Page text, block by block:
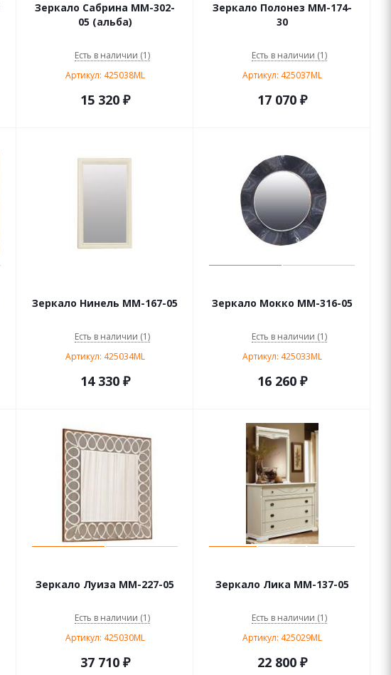
Зеркало Сабрина ММ-302-
05 (альба)
Есть в наличии (1)
Артикул: 425038ML
15 320₽
Зеркало Полонез ММ-174-
30
Есть в наличии (1)
Артикул: 425037ML
17 070₽
Зеркало Нинель ММ-167-05
Есть в наличии (1)
Артикул: 425034ML
14 330₽
Зеркало Мокко ММ-316-05
Есть в наличии (1)
Артикул: 425033ML
16 260₽
Зеркало Луиза ММ-227-05
Есть в наличии (1)
Артикул: 425030ML
37 710₽
Зеркало Лика MM-137-05
Есть в наличии (1)
Артикул: 425029ML
22 800₽